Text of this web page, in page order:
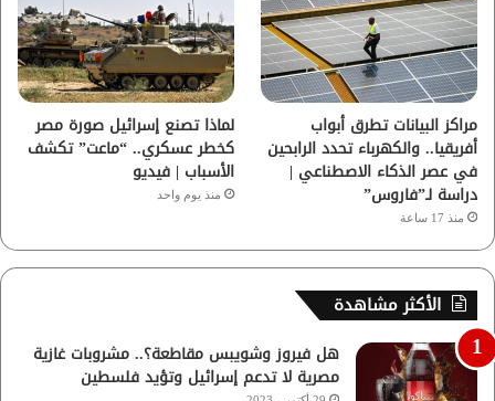
مراكز البيانات تطرق أبواب
أفريقيا.. والكهرباء تحدد الرابحين
في عصر الذكاء الاصطناعي |
دراسة لـ”فاروس”
منذ 17 ساعة
لماذا تصنع إسرائيل صورة مصر
كخطر عسكري.. “ماعت” تكشف
الأسباب | فيديو
منذ يوم واحد
الأكثر مشاهدة
هل فيروز وشويبس مقاطعة؟.. مشروبات غازية
مصرية لا تدعم إسرائيل وتؤيد فلسطين